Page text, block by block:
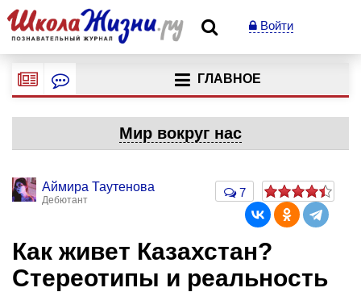
Войти
ГЛАВНОЕ
Мир вокруг нас
Аймира Таутенова
Дебютант
7
Как живет Казахстан?
Стереотипы и реальность